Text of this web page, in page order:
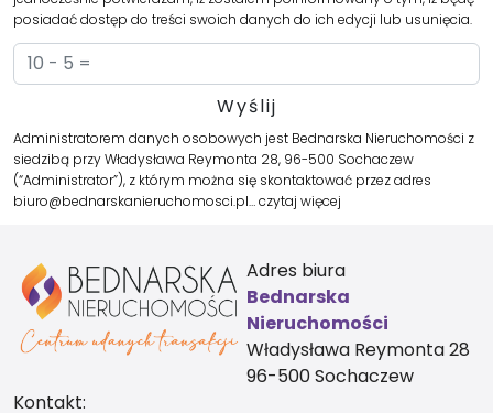
posiadać dostęp do treści swoich danych do ich edycji lub usunięcia.
Administratorem danych osobowych jest Bednarska Nieruchomości z
siedzibą przy Władysława Reymonta 28, 96-500 Sochaczew
(“Administrator”), z którym można się skontaktować przez adres
biuro@bednarskanieruchomosci.pl…czytaj więcej
Adres biura
Bednarska
Nieruchomości
Władysława Reymonta 28
96-500 Sochaczew
Kontakt: